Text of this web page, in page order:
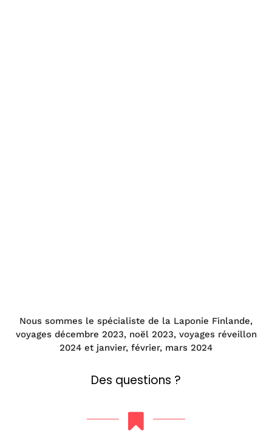
Nous sommes le spécialiste de la Laponie Finlande,
voyages décembre 2023, noël 2023, voyages réveillon
2024 et janvier, février, mars 2024
Des questions ?